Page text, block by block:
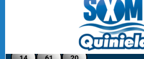
Quiniela SXM -